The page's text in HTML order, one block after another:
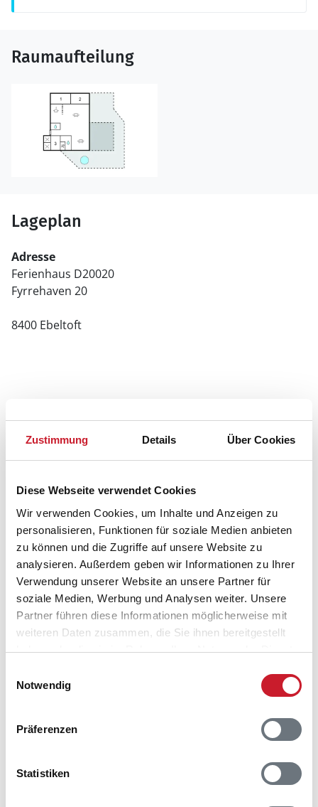
Zustimmung Details Über Cookies
Diese Webseite verwendet Cookies
Wir verwenden Cookies, um Inhalte und Anzeigen zu
personalisieren, Funktionen für soziale Medien anbieten
zu können und die Zugriffe auf unsere Website zu
analysieren. Außerdem geben wir Informationen zu Ihrer
Verwendung unserer Website an unsere Partner für
soziale Medien, Werbung und Analysen weiter. Unsere
Partner führen diese Informationen möglicherweise mit
weiteren Daten zusammen, die Sie ihnen bereitgestellt
haben oder die sie im Rahmen Ihrer Nutzung der Dienste
Notwendig
Präferenzen
Statistiken
Raumaufteilung
Lageplan
Adresse
Ferienhaus D20020
Fyrrehaven 20
8400 Ebeltoft
Belegungskalender
Anzahl Reisende auswählen
Sie bekommen Verfügbarkeit und Preis angezeigt
Reisezeitraumes auch Änderungen bei der
Hausbeschreibung und/oder der Ausstattung ergeben